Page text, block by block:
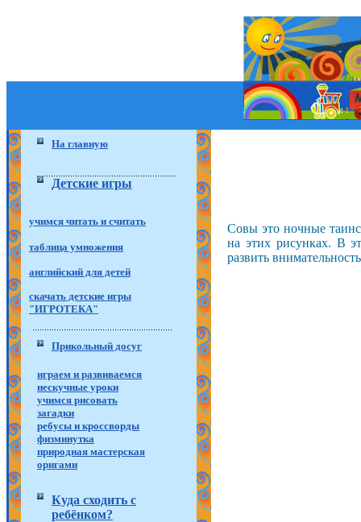
На главную
Детские игры
учимся читать и считать
таблица умножения
английский для детей
скачать детские игры
"ИГРОТЕКА"
Прикольный досуг
играем и развиваемся
нескучные уроки
учимся рисовать
загадки
ребусы и кроссворды
физминутка
природная мастерская
оригами
Куда сходить с
ребёнком?
Совы это ночные
на этих рисунках. В
развить